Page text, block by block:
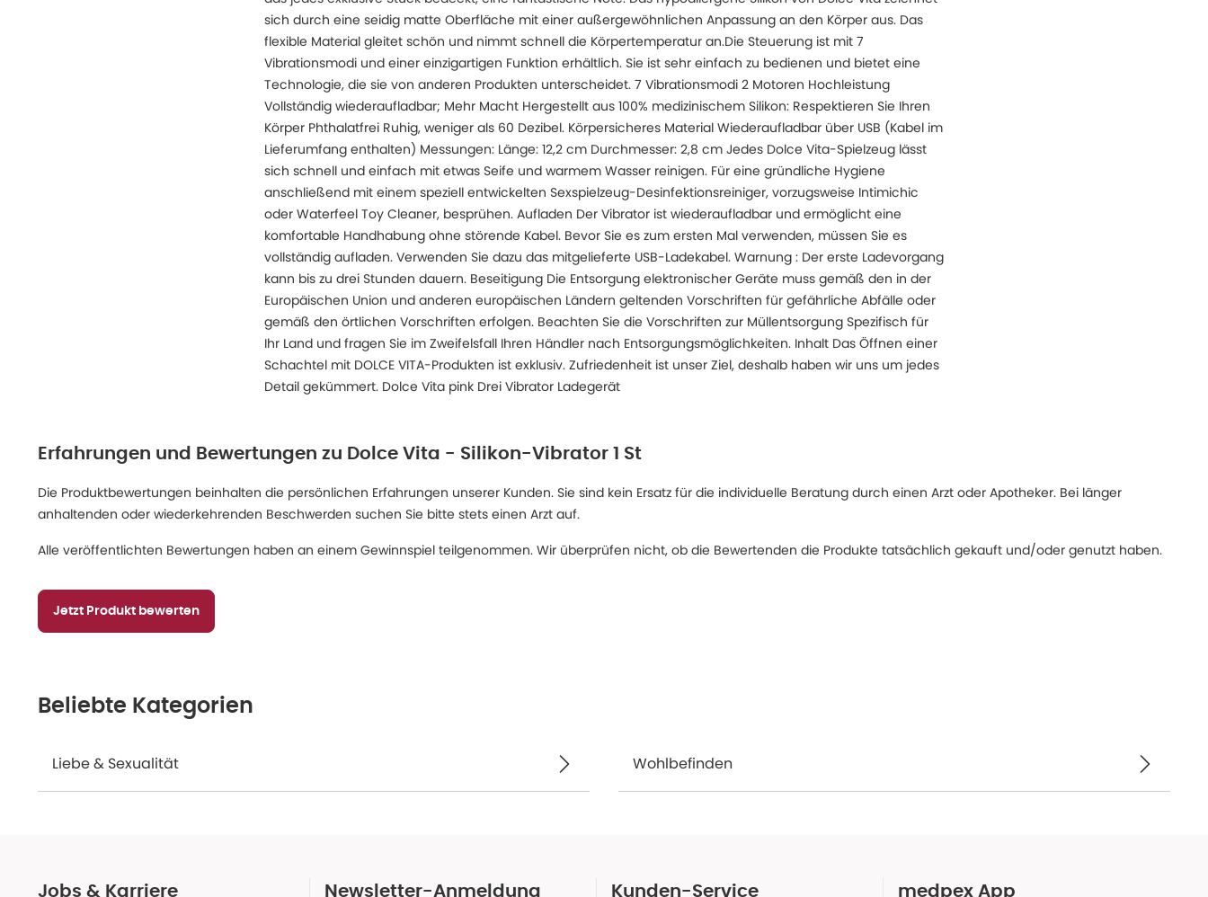
sich durch eine seidig matte Oberfläche mit einer außergewöhnlichen Anpassung an den Körper aus. Das
flexible Material gleitet schön und nimmt schnell die Körpertemperatur an.Die Steuerung ist mit 7
Vibrationsmodi und einer einzigartigen Funktion erhältlich. Sie ist sehr einfach zu bedienen und bietet eine
Technologie, die sie von anderen Produkten unterscheidet. 7 Vibrationsmodi 2 Motoren Hochleistung
Vollständig wiederaufladbar; Mehr Macht Hergestellt aus 100% medizinischem Silikon: Respektieren Sie Ihren
Körper Phthalatfrei Ruhig, weniger als 60 Dezibel. Körpersicheres Material Wiederaufladbar über USB (Kabel im
Lieferumfang enthalten) Messungen: Länge: 12,2 cm Durchmesser: 2,8 cm Jedes Dolce Vita-Spielzeug lässt
sich schnell und einfach mit etwas Seife und warmem Wasser reinigen. Für eine gründliche Hygiene
anschließend mit einem speziell entwickelten Sexspielzeug-Desinfektionsreiniger, vorzugsweise Intimichic
oder Waterfeel Toy Cleaner, besprühen. Aufladen Der Vibrator ist wiederaufladbar und ermöglicht eine
komfortable Handhabung ohne störende Kabel. Bevor Sie es zum ersten Mal verwenden, müssen Sie es
vollständig aufladen. Verwenden Sie dazu das mitgelieferte USB-Ladekabel. Warnung : Der erste Ladevorgang
kann bis zu drei Stunden dauern. Beseitigung Die Entsorgung elektronischer Geräte muss gemäß den in der
Europäischen Union und anderen europäischen Ländern geltenden Vorschriften für gefährliche Abfälle oder
gemäß den örtlichen Vorschriften erfolgen. Beachten Sie die Vorschriften zur Müllentsorgung Spezifisch für
Ihr Land und fragen Sie im Zweifelsfall Ihren Händler nach Entsorgungsmöglichkeiten. Inhalt Das Öffnen einer
Schachtel mit DOLCE VITA-Produkten ist exklusiv. Zufriedenheit ist unser Ziel, deshalb haben wir uns um jedes
Detail gekümmert. Dolce Vita pink Drei Vibrator Ladegerät
Erfahrungen und Bewertungen zu Dolce Vita - Silikon-Vibrator 1 St
Die Produktbewertungen beinhalten die persönlichen Erfahrungen unserer Kunden. Sie sind kein Ersatz für die individuelle Beratung durch einen Arzt oder Apotheker. Bei länger
anhaltenden oder wiederkehrenden Beschwerden suchen Sie bitte stets einen Arzt auf.
Alle veröffentlichten Bewertungen haben an einem Gewinnspiel teilgenommen. Wir überprüfen nicht, ob die Bewertenden die Produkte tatsächlich gekauft und/oder genutzt haben.
Jetzt Produkt bewerten
Beliebte Kategorien
Liebe & Sexualität Wohlbefinden
Jobs & Karriere Newsletter-Anmeldung Kunden-Service medpex App